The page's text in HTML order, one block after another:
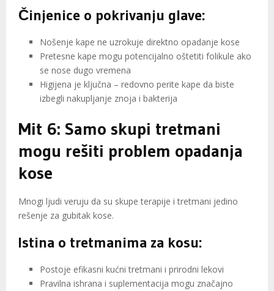
Činjenice o pokrivanju glave:
Nošenje kape ne uzrokuje direktno opadanje kose
Pretesne kape mogu potencijalno oštetiti folikule ako
se nose dugo vremena
Higijena je ključna – redovno perite kape da biste
izbegli nakupljanje znoja i bakterija
Mit 6: Samo skupi tretmani
mogu rešiti problem opadanja
kose
Mnogi ljudi veruju da su skupe terapije i tretmani jedino
rešenje za gubitak kose.
Istina o tretmanima za kosu:
Postoje efikasni kućni tretmani i prirodni lekovi
Pravilna ishrana i suplementacija mogu značajno